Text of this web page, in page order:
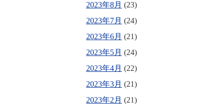
2023年8月 (23)
2023年7月 (24)
2023年6月 (21)
2023年5月 (24)
2023年4月 (22)
2023年3月 (21)
2023年2月 (21)